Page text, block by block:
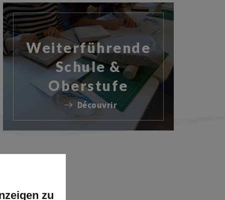
Weiterführende
Schule &
Oberstufe
Découvrir
zu